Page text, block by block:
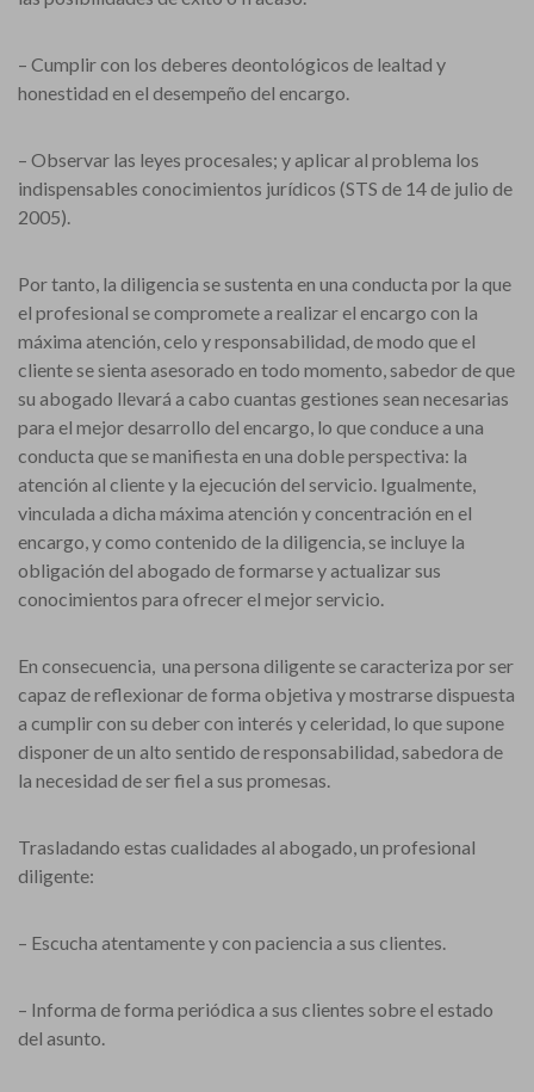
– Cumplir con los deberes deontológicos de lealtad y
honestidad en el desempeño del encargo.
– Observar las leyes procesales; y aplicar al problema los
indispensables conocimientos jurídicos (STS de 14 de julio de
2005).
Por tanto, la diligencia se sustenta en una conducta por la que
el profesional se compromete a realizar el encargo con la
máxima atención, celo y responsabilidad, de modo que el
cliente se sienta asesorado en todo momento, sabedor de que
su abogado llevará a cabo cuantas gestiones sean necesarias
para el mejor desarrollo del encargo, lo que conduce a una
conducta que se manifiesta en una doble perspectiva: la
atención al cliente y la ejecución del servicio. Igualmente,
vinculada a dicha máxima atención y concentración en el
encargo, y como contenido de la diligencia, se incluye la
obligación del abogado de formarse y actualizar sus
conocimientos para ofrecer el mejor servicio.
En consecuencia, una persona diligente se caracteriza por ser
capaz de reflexionar de forma objetiva y mostrarse dispuesta
a cumplir con su deber con interés y celeridad, lo que supone
disponer de un alto sentido de responsabilidad, sabedora de
la necesidad de ser fiel a sus promesas.
Trasladando estas cualidades al abogado, un profesional
diligente:
– Escucha atentamente y con paciencia a sus clientes.
– Informa de forma periódica a sus clientes sobre el estado
del asunto.